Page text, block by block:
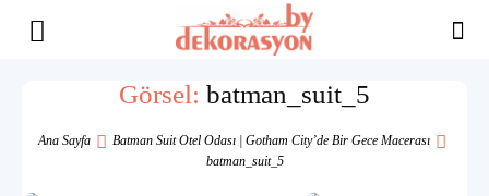
Yaşam
Görsel: batman_suit_5
Ana Sayfa
Batman Suit Otel Odası | Gotham City’de Bir Gece Macerası
batman_suit_5